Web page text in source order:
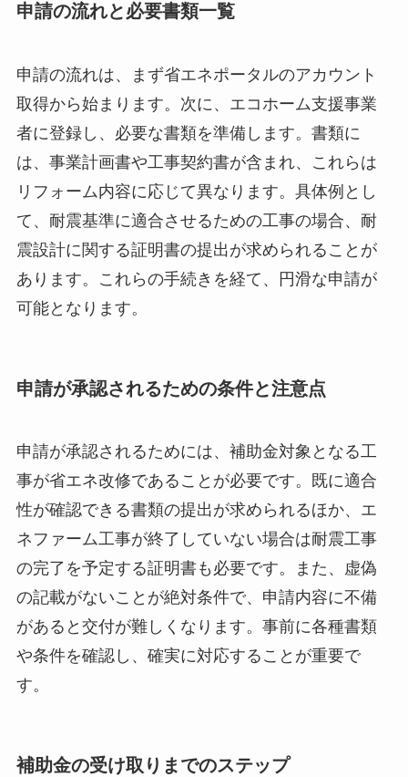
申請の流れと必要書類一覧
申請の流れは、まず省エネポータルのアカウント
取得から始まります。次に、エコホーム支援事業
者に登録し、必要な書類を準備します。書類に
は、事業計画書や工事契約書が含まれ、これらは
リフォーム内容に応じて異なります。具体例とし
て、耐震基準に適合させるための工事の場合、耐
震設計に関する証明書の提出が求められることが
あります。これらの手続きを経て、円滑な申請が
可能となります。
申請が承認されるための条件と注意点
申請が承認されるためには、補助金対象となる工
事が省エネ改修であることが必要です。既に適合
性が確認できる書類の提出が求められるほか、エ
ネファーム工事が終了していない場合は耐震工事
の完了を予定する証明書も必要です。また、虚偽
の記載がないことが絶対条件で、申請内容に不備
があると交付が難しくなります。事前に各種書類
や条件を確認し、確実に対応することが重要で
す。
補助金の受け取りまでのステップ